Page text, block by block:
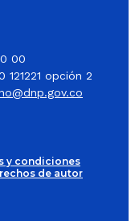
00
opción 2
y condiciones
de autor